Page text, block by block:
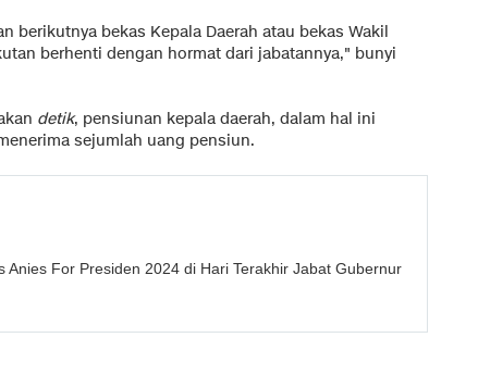
berikutnya bekas Kepala Daerah atau bekas Wakil
berhenti dengan hormat dari jabatannya," bunyi
detik, pensiunan kepala daerah, dalam hal ini
sejumlah uang pensiun.
Anies For Presiden 2024 di Hari Terakhir Jabat Gubernur